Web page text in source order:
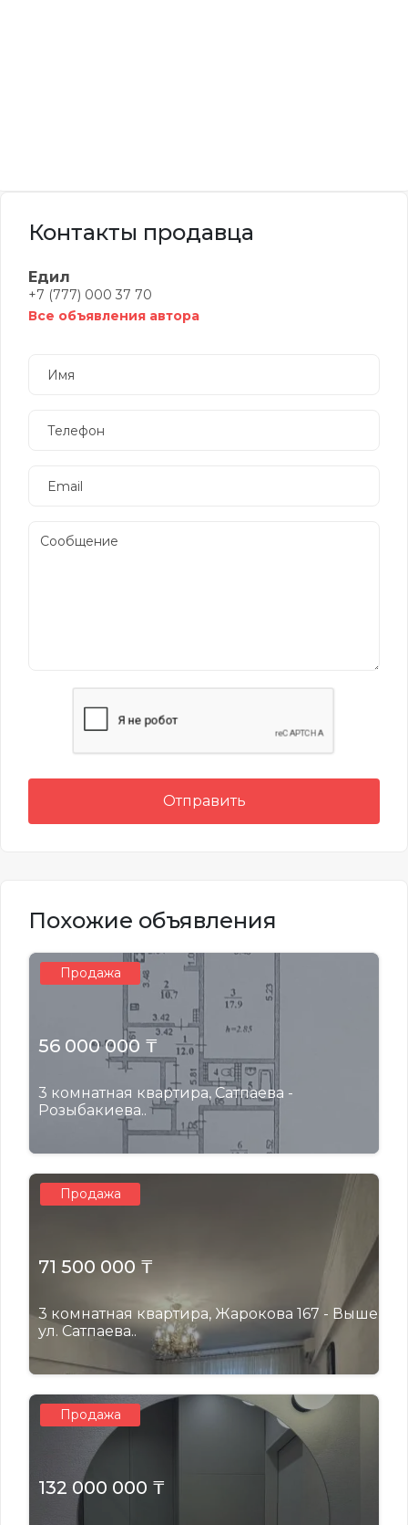
Контакты продавца
Едил
+7 (777) 000 37 70
Все объявления автора
Отправить
Похожие объявления
Продажа
56 000 000 ₸
3 комнатная квартира, Сатпаева -
Розыбакиева..
Продажа
71 500 000 ₸
3 комнатная квартира, Жарокова 167 - Выше
ул. Сатпаева..
Продажа
132 000 000 ₸